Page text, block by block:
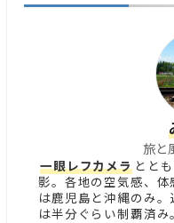
旅と
一眼レフカメラ とと
影。各地の空気感、
は鹿児島と沖縄のみ
は半分ぐらい制覇済み。